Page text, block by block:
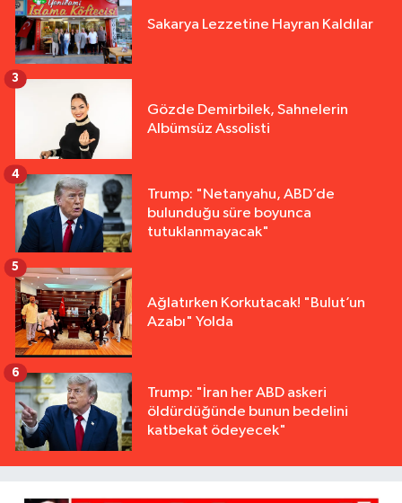
Sakarya Lezzetine Hayran Kaldılar
Gözde Demirbilek, Sahnelerin
Albümsüz Assolisti
3
Trump: "Netanyahu, ABD’de
bulunduğu süre boyunca
tutuklanmayacak"
4
Ağlatırken Korkutacak! "Bulut’un
Azabı" Yolda
5
Trump: "İran her ABD askeri
öldürdüğünde bunun bedelini
katbekat ödeyecek"
6